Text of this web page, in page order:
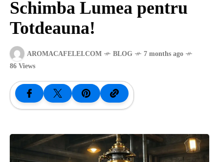
Schimba Lumea pentru
Totdeauna!
AROMACAFELEI.COM BLOG
7 months ago
86 Views
SANATATE
SI
INGRIJIRE
ISTORIE
NATURĂ